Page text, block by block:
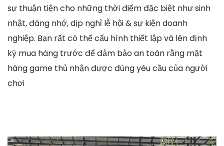
sự thuận tiện cho những thời điểm đặc biệt như sinh
nhật, đáng nhớ, dịp nghỉ lễ hội & sự kiện doanh
nghiệp. Bạn rất có thể cấu hình thiết lập và lên định
kỳ mua hàng trước để đảm bảo an toàn rằng mặt
hàng game thủ nhận được đúng yêu cầu của người
chơi